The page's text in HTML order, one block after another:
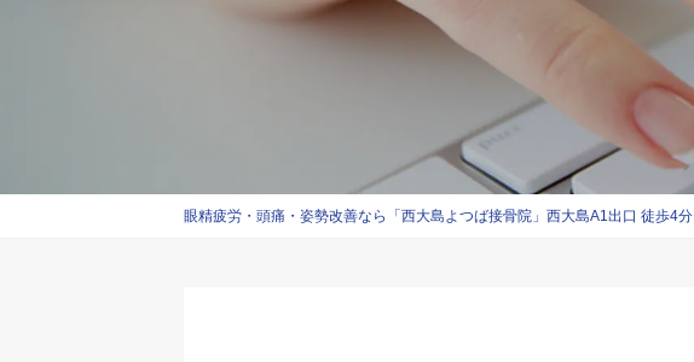
眼精疲労・頭痛・姿勢改善なら「西大島よつば接骨院」西大島A1出口 徒歩4分